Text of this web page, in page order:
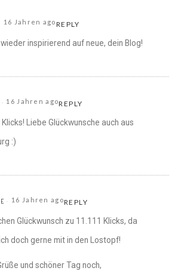
16 Jahren agoREPLY
wieder inspirierend auf neue, dein Blog!
16 Jahren agoREPLY
Liebe Glückwunsche auch aus
:)
16 Jahren agoREPLY
Glückwunsch zu 11.111 Klicks, da
doch gerne mit in den Lostopf!
und schöner Tag noch,